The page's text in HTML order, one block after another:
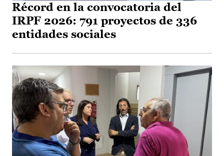
Récord en la convocatoria del
IRPF 2026: 791 proyectos de 336
entidades sociales